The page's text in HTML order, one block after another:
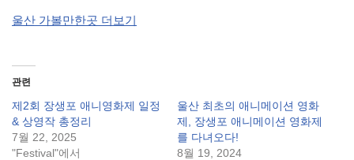
울산 가볼만한곳 더보기
관련
제2회 장생포 애니영화제 일정
& 상영작 총정리
7월 22, 2025
"Festival"에서
울산 최초의 애니메이션 영화
제, 장생포 애니메이션 영화제
를 다녀오다!
8월 19, 2024